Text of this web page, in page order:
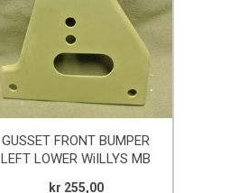
GUSSET FRONT BUMPER
LEFT LOWER WiILLYS MB
kr 255,00